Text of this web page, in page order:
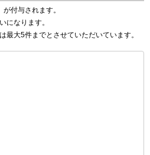
付与されます。
になります。
最大5件までとさせていただいています。